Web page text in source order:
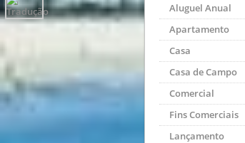
Aluguel Anual
Apartamento
Casa
Casa de Campo
Comercial
Fins Comerciais
Lançamento